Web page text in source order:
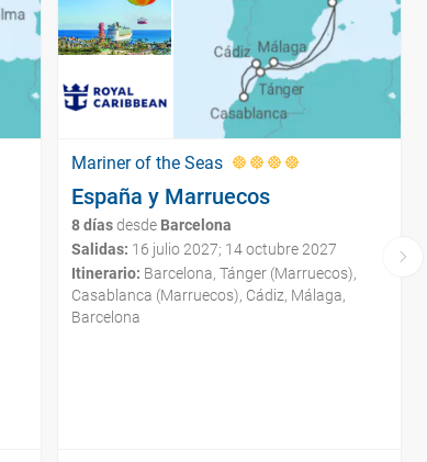
Mariner of the Seas
España y Marruecos
8 díasdesde Barcelona
Salidas: 16 julio 2027; 14 octubre 2027
Itinerario: Barcelona, Tánger (Marruecos),
Casablanca (Marruecos), Cádiz, Málaga,
Barcelona